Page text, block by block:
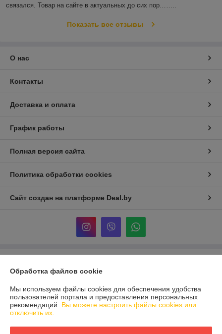
связался. Товар на сайте в актуальных до сих пор……..
Показать все отзывы
О нас
Контакты
Доставка и оплата
График работы
Полная версия сайта
Политика обработки cookies
Сайт создан на платформе Deal.by
г. Витебск, пр-т Победы 15
Регистрационный номер ЕГР: 391670955
Обработка файлов cookie
Мы используем файлы cookies для обеспечения удобства
пользователей портала и предоставления персональных
рекомендаций. Вы можете настроить файлы cookies или
отключить их.